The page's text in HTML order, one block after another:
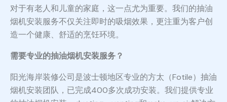
对于有老人和儿童的家庭，这一点尤为重要。我们的抽油
烟机安装服务不仅关注即时的吸烟效果，更注重为客户创
造一个健康、舒适的烹饪环境。
需要专业的抽油烟机安装服务？
阳光海岸装修公司是波士顿地区专业的方太（Fotile）抽油
烟机安装团队，已完成400多次成功安装。我们提供专业